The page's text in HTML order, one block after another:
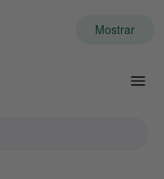
Mostrar